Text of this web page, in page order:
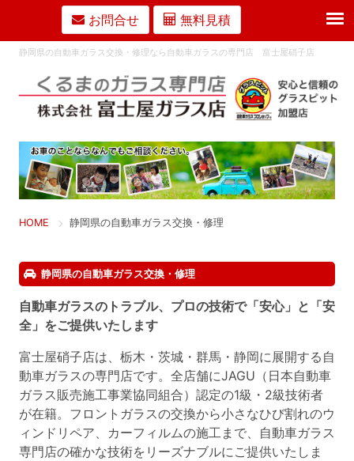
静岡県の自動車ガラス交換・修理なら自動車ガラスの専門店 富士屋硝子店
HOME 静岡県の自動車ガラス交換・修理
静岡県の自動車ガラス交換・修理
自動車ガラスのトラブル、プロの技術で「安心」と「安
全」をご提供いたします
富士屋硝子店は、栃木・茨城・群馬・静岡に展開する自
動車ガラスの専門店です。全店舗にJAGU（日本自動車
ガラス販売施工事業協同組合）認定の1級・2級技術者
が在籍。フロントガラスの交換から小さなひび割れのウ
ィンドリペア、カーフィルムの施工まで、自動車ガラス
専門店の確かな技術をリーズナブルにご提供いたしま
お問合せ 無料見積